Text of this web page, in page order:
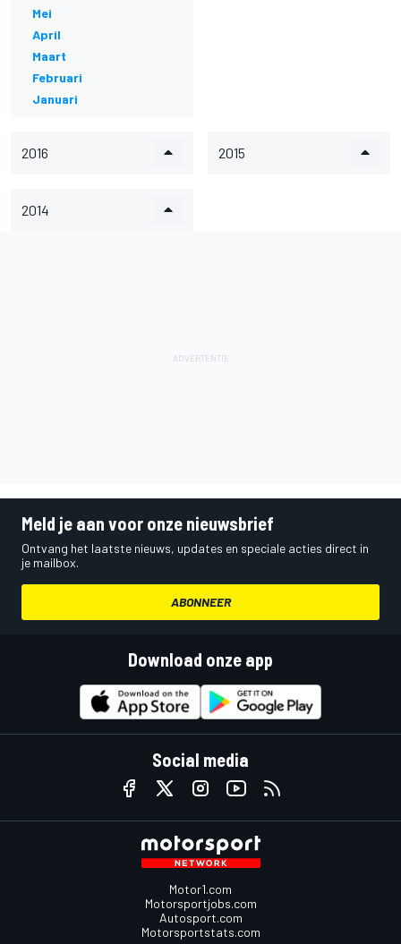
Mei
April
Maart
Februari
Januari
2016 2015
2014
Meld je aan voor onze nieuwsbrief
Ontvang het laatste nieuws, updates en speciale acties direct in
je mailbox.
ABONNEER
Download onze app
Social media
Motor1.com
Motorsportjobs.com
Autosport.com
Motorsportstats.com